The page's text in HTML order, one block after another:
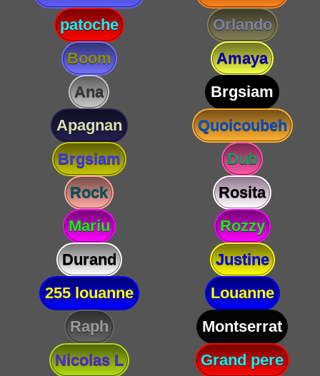
patoche
Orlando
Boom
Amaya
Ana
Brgsiam
Apagnan
Quoicoubeh
Brgsiam
Dub
Rock
Rosita
Mariu
Rozzy
Durand
Justine
255 louanne
Louanne
Raph
Montserrat
Nicolas L
Grand pere